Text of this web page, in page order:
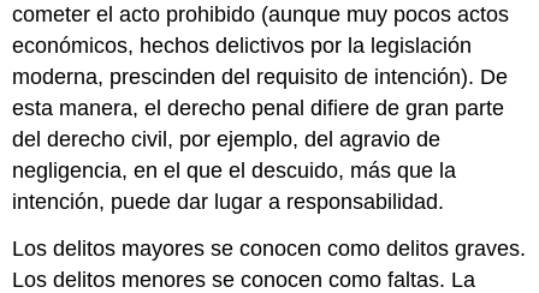
cometer el acto prohibido (aunque muy pocos actos
económicos, hechos delictivos por la legislación
moderna, prescinden del requisito de intención). De
esta manera, el derecho penal difiere de gran parte
del derecho civil, por ejemplo, del agravio de
negligencia, en el que el descuido, más que la
intención, puede dar lugar a responsabilidad.
Los delitos mayores se conocen como delitos graves.
Los delitos menores se conocen como faltas. La